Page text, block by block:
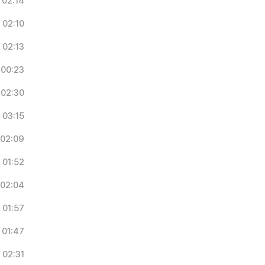
02:10
02:13
00:23
02:30
03:15
02:09
01:52
02:04
01:57
01:47
02:31